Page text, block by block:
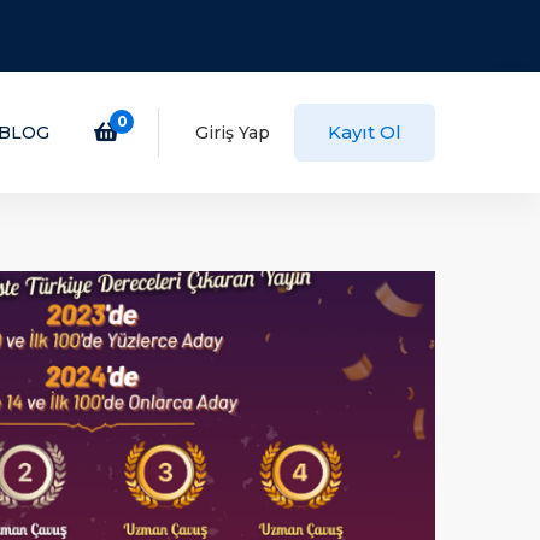
0
Giriş Yap Kayıt Ol